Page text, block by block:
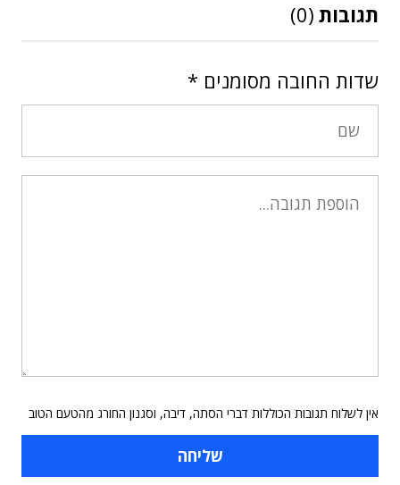
תגובות (0)
שדות החובה מסומנים *
אין לשלוח תגובות הכוללות דברי הסתה, דיבה, וסגנון החורג מהטעם הטוב